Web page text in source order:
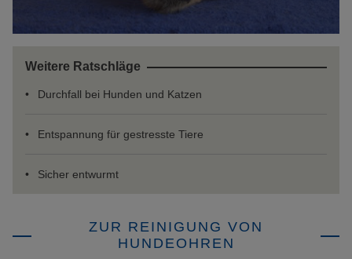
Weitere Ratschläge
Durchfall bei Hunden und Katzen
Entspannung für gestresste Tiere
Sicher entwurmt
ZUR REINIGUNG VON
HUNDEOHREN